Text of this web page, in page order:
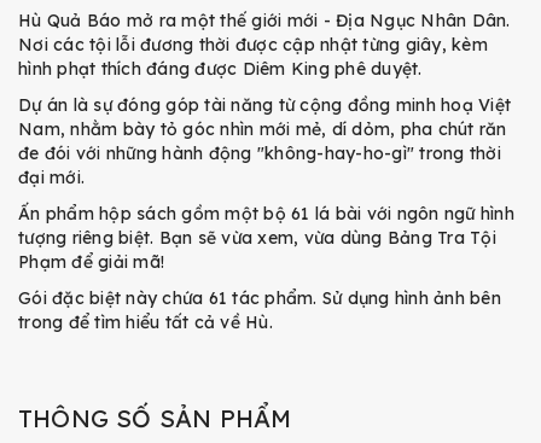
Hù Quả Báo mở ra một thế giới mới - Địa Ngục Nhân Dân.
Nơi các tội lỗi đương thời được cập nhật từng giây, kèm
hình phạt thích đáng được Diêm King phê duyệt.
Dự án là sự đóng góp tài năng từ cộng đồng minh hoạ Việt
Nam, nhằm bày tỏ góc nhìn mới mẻ, dí dỏm, pha chút răn
đe đói với những hành động "không-hay-ho-gì" trong thời
đại mới.
Ấn phẩm hộp sách gồm một bộ 61 lá bài với ngôn ngữ hình
tượng riêng biệt. Bạn sẽ vừa xem, vừa dùng Bảng Tra Tội
Phạm để giải mã!
Gói đặc biệt này chứa 61 tác phẩm. Sử dụng hình ảnh bên
trong để tìm hiểu tất cả về Hù.
THÔNG SỐ SẢN PHẨM